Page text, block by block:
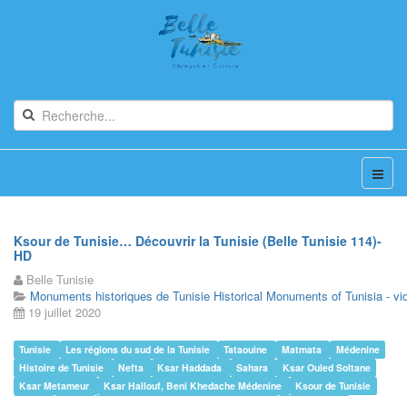
Ksour de Tunisie… Découvrir la Tunisie (Belle Tunisie 114)-
HD
Belle Tunisie
Monuments historiques de Tunisie Historical Monuments of Tunisia -
19 juillet 2020
Tunisie Les régions du sud de la Tunisie Tataouine Matmata
Médenine
Histoire de Tunisie
Nefta Ksar Haddada Sahara
Ksar Ouled Soltane
Ksar Metameur
Ksar Hallouf, Beni Khedache Médenine
Ksour de Tunisie